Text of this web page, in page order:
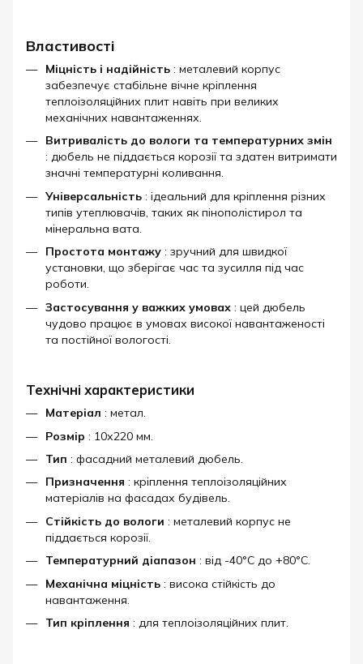
Властивості
Міцність і надійність : металевий корпус
забезпечує стабільне вічне кріплення
теплоізоляційних плит навіть при великих
механічних навантаженнях.
Витривалість до вологи та температурних змін
: дюбель не піддається корозії та здатен витримати
значні температурні коливання.
Універсальність : ідеальний для кріплення різних
типів утеплювачів, таких як пінополістирол та
мінеральна вата.
Простота монтажу : зручний для швидкої
установки, що зберігає час та зусилля під час
роботи.
Застосування у важких умовах : цей дюбель
чудово працює в умовах високої навантаженості
та постійної вологості.
Технічні характеристики
Матеріал : метал.
Розмір : 10х220 мм.
Тип : фасадний металевий дюбель.
Призначення : кріплення теплоізоляційних
матеріалів на фасадах будівель.
Стійкість до вологи : металевий корпус не
піддається корозії.
Температурний діапазон : від -40°C до +80°C.
Механічна міцність : висока стійкість до
навантаження.
Тип кріплення : для теплоізоляційних плит.